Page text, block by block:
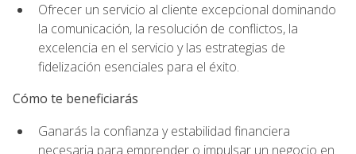
Ofrecer un servicio al cliente excepcional dominando
la comunicación, la resolución de conflictos, la
excelencia en el servicio y las estrategias de
fidelización esenciales para el éxito.
Cómo te beneficiarás
Ganarás la confianza y estabilidad financiera
necesaria para emprender o impulsar un negocio en